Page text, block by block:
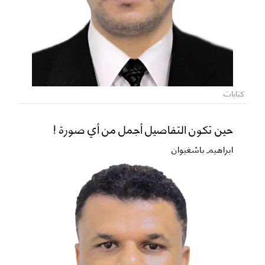
كتابات
حين تكون التفاصيل أجمل من أي صورة !
ابراهيم باشغيوان